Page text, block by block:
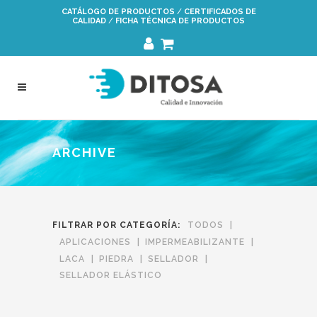
navegación
CATÁLOGO DE PRODUCTOS / CERTIFICADOS DE
CALIDAD / FICHA TÉCNICA DE PRODUCTOS
ARCHIVE
FILTRAR POR CATEGORÍA:
TODOS
APLICACIONES
IMPERMEABILIZANTE
LACA
PIEDRA
SELLADOR
SELLADOR ELÁSTICO